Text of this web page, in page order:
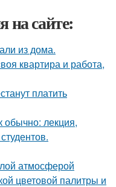
на сайте:
из дома.
квартира и работа,
платить
обычно: лекция,
атмосферой
цветовой палитры и